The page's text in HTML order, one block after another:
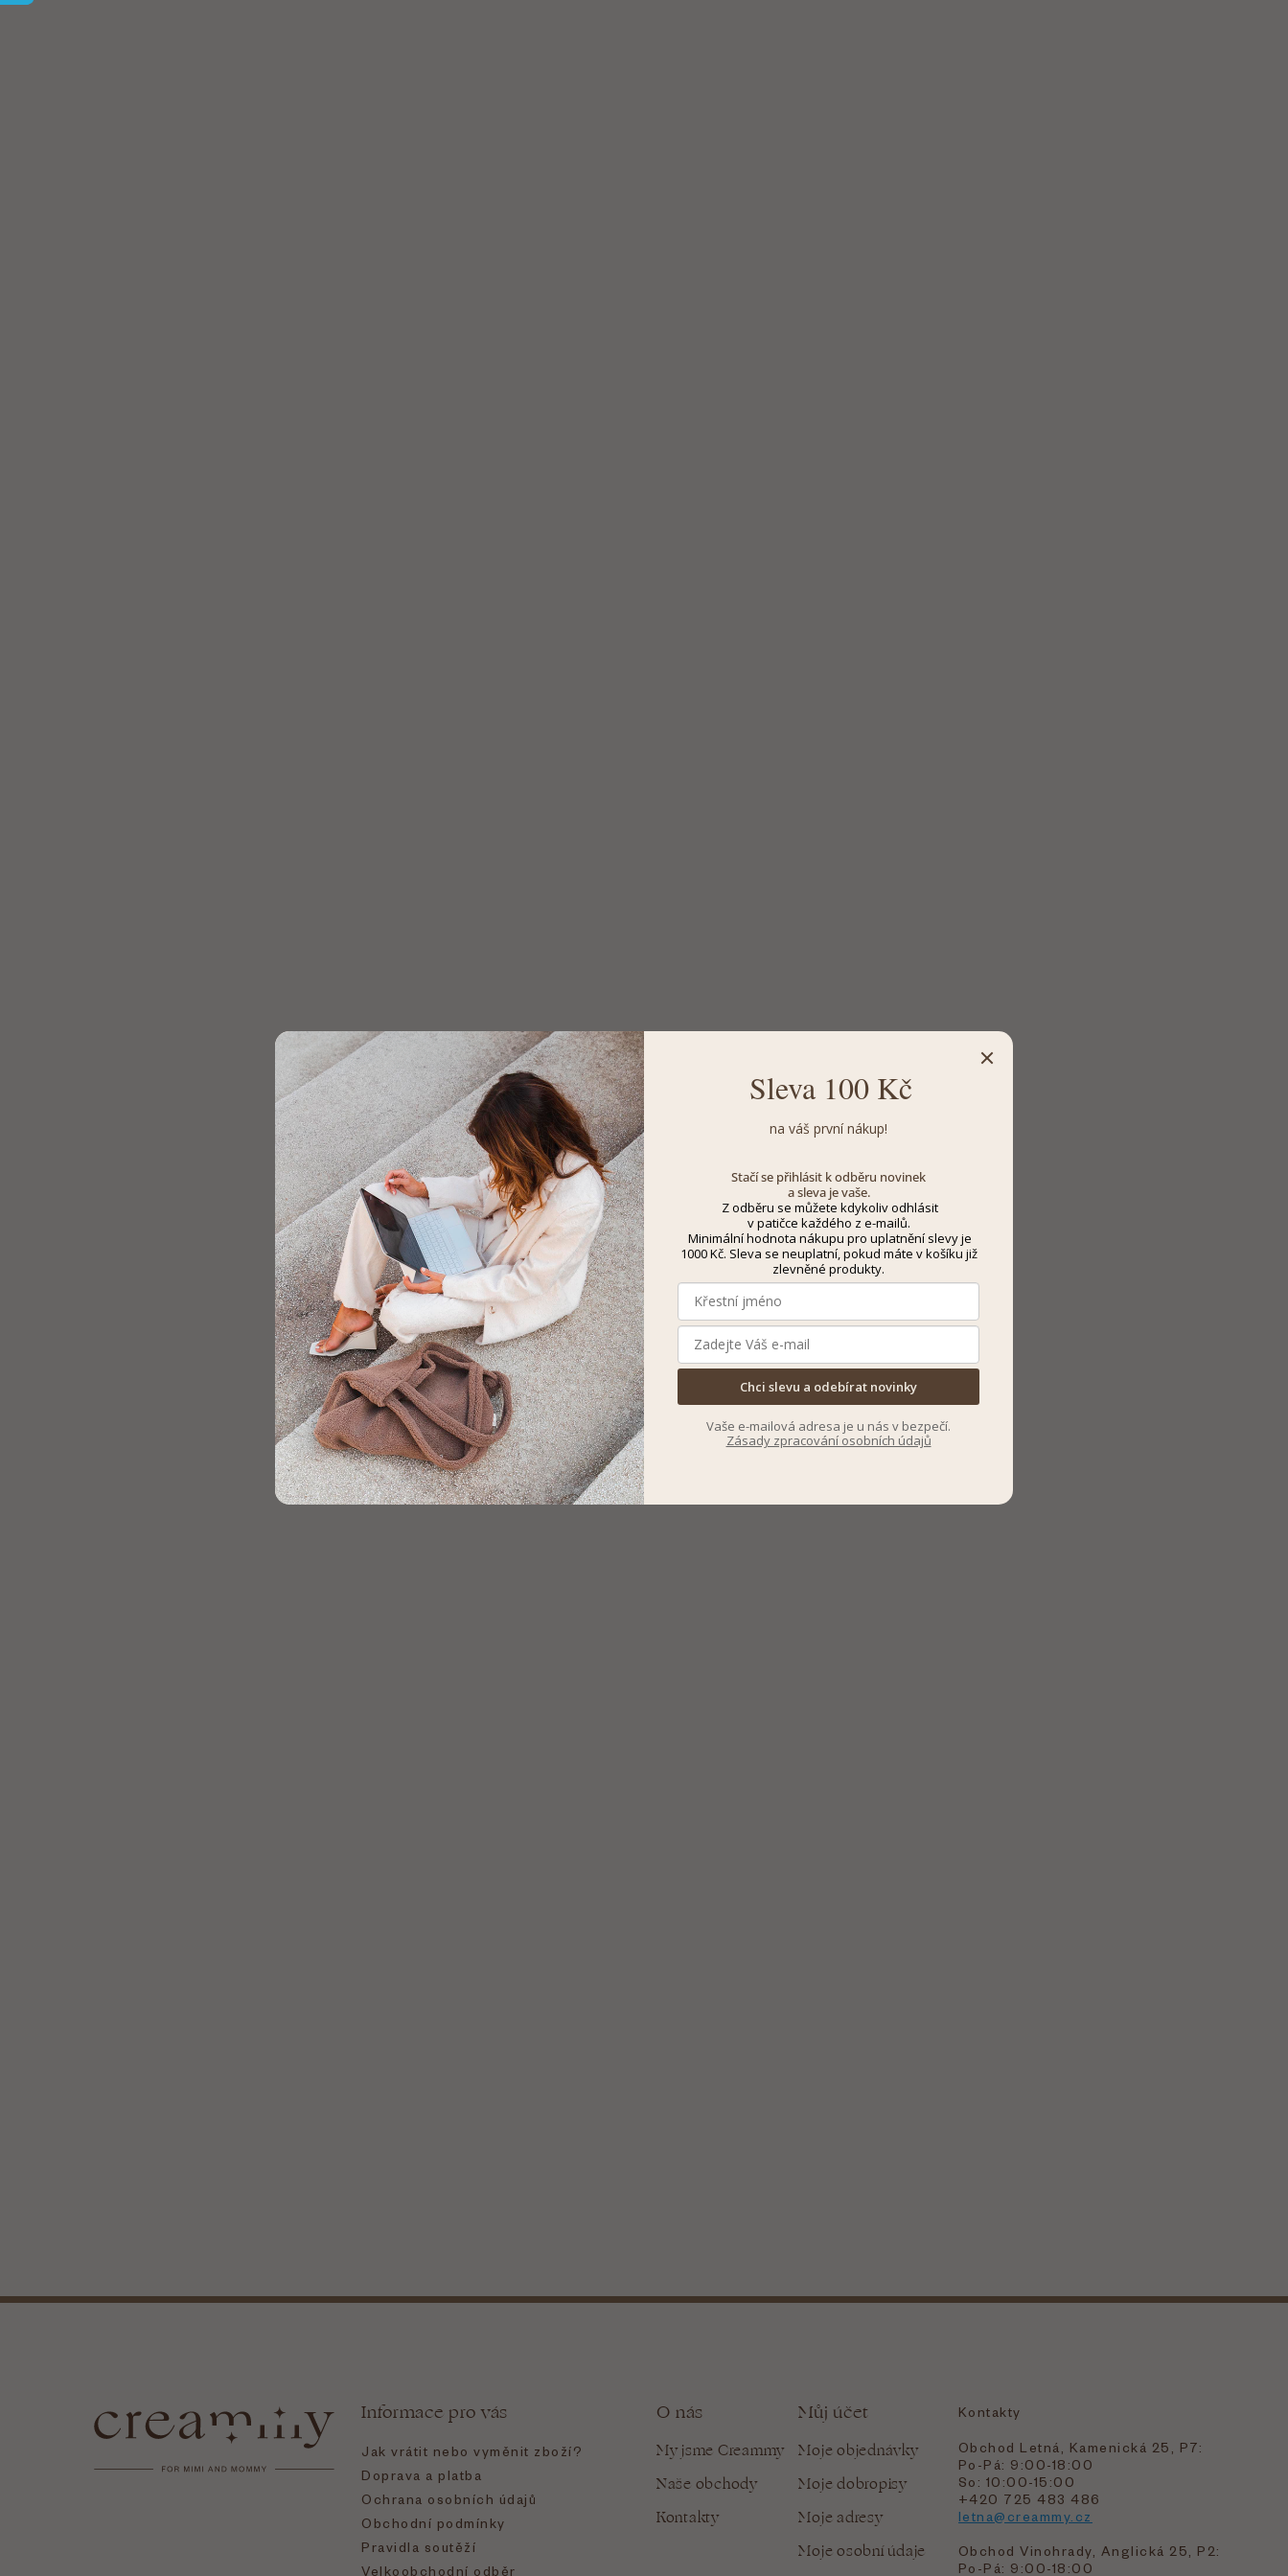
Informace pro vás
Jak vrátit nebo vyměnit zboží?
Doprava a platba
Ochrana osobních údajů
Obchodní podmínky
Pravidla soutěží
Velkoobchodní odběr
O nás
My jsme Creammy
Naše obchody
Kontakty
Můj účet
Moje objednávky
Moje dobropisy
Moje adresy
Moje osobní údaje
Kontakty
Obchod Letná, Kamenická 25, P7:
Po-Pá: 9:00-18:00
So: 10:00-15:00
+420 725 483 486
letna@creammy.cz
Obchod Vinohrady, Anglická 25, P2:
Po-Pá: 9:00-18:00
Sleva 100 Kč
na váš první nákup!
Stačí se přihlásit k odběru novinek
a sleva je vaše.
Z odběru se můžete kdykoliv odhlásit
v patičce každého z e-mailů.
Minimální hodnota nákupu pro uplatnění slevy je
1000 Kč. Sleva se neuplatní, pokud máte v košíku již
zlevněné produkty.
Chci slevu a odebírat novinky
Vaše e-mailová adresa je u nás v bezpečí.
Zásady zpracování osobních údajů